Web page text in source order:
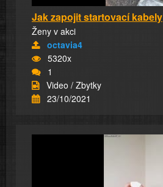
Jak zapojit startovací kabely
Ženy v akci
octavia4
5320x
1
Video / Zbytky
23/10/2021